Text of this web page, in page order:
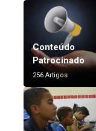
Conteúdo
Patrocinado
256 Artigos